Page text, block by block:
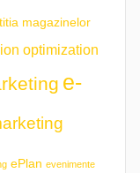
magazinelor
optimization
e-
ePlan evenimente